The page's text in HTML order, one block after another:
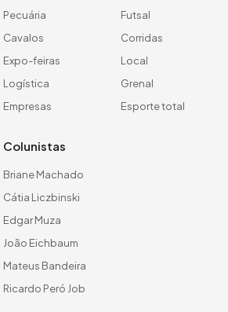
Pecuária
Cavalos
Expo-feiras
Logística
Empresas
Futsal
Corridas
Local
Grenal
Esporte total
Colunistas
Briane Machado
Cátia Liczbinski
Edgar Muza
João Eichbaum
Mateus Bandeira
Ricardo Peró Job